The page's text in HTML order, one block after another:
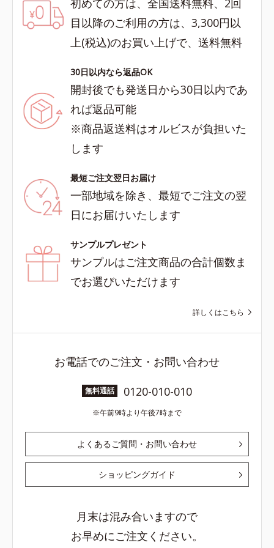
初めての方は、全国送料無料、2回
目以降のご利用の方は、3,300円以
上(税込)のお買い上げで、送料無料
30日以内なら返品OK
開封後でも発送日から30日以内であ
れば返品可能
※商品返送料はオルビスが負担いた
します
最短ご注文翌日お届け
一部地域を除き、最短でご注文の翌
日にお届けいたします
サンプルプレゼント
サンプルはご注文商品の合計個数ま
でお選びいただけます
詳しくはこちら
お電話でのご注文・お問い合わせ
無料通話 0120-010-010
午前9時より午後7時まで
よくあるご質問・お問い合わせ
ショッピングガイド
月末は混み合いますので
お早めにご注文ください。